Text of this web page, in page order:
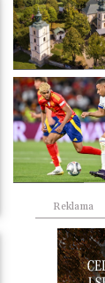
Reklama